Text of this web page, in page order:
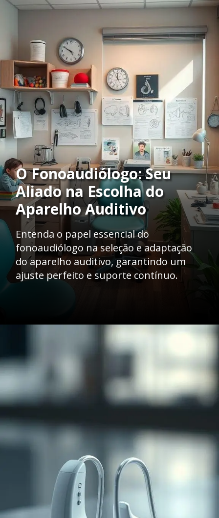
O Fonoaudiólogo: Seu
Aliado na Escolha do
Aparelho Auditivo
Entenda o papel essencial do
fonoaudiólogo na seleção e adaptação
do aparelho auditivo, garantindo um
ajuste perfeito e suporte contínuo.